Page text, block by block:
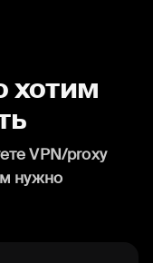
хотим
VPN/proxy
нужно